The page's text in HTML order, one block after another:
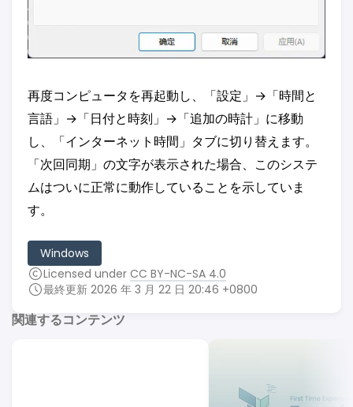
再度コンピュータを再起動し、「設定」→「時間と
言語」→「日付と時刻」→「追加の時計」に移動
し、「インターネット時間」タブに切り替えます。
「次回同期」の文字が表示された場合、このシステ
ムはついに正常に動作していることを示していま
す。
Windows
Licensed under CC BY-NC-SA 4.0
最終更新 2026 年 3 月 22 日 20:46 +0800
関連するコンテンツ